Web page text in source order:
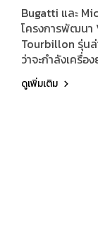
Bugatti และ
โครงการพัฒนา
Tourbillon รุ่น
ว่าจะกำลังเครื่
ต้องถูกพัฒนาขึ้
ดูเพิ่มเติม